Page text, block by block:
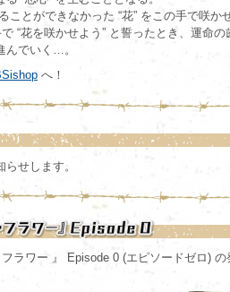
ことができなかった “花” をこの手で咲か
“花を咲かせよう” と誓ったとき、運命の
んでいく…。
へ！
せします。
ラワー 』 Episode 0 (エピソードゼロ) の